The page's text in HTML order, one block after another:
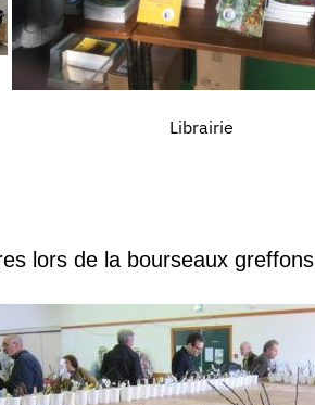
Librairie
lors de la bourseaux greffons